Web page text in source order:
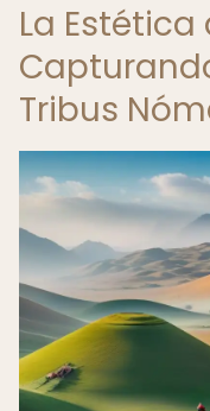
La Estética
Tribus